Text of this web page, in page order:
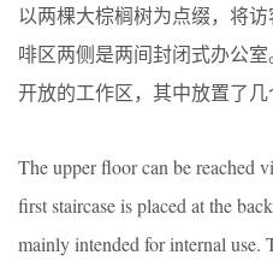
以两棵大棕榈树为点缀，将
啡区两侧是两间封闭式办公
开放的工作区，其中放置了几
The upper floor can be reached
first staircase is placed at the
mainly intended for internal use.